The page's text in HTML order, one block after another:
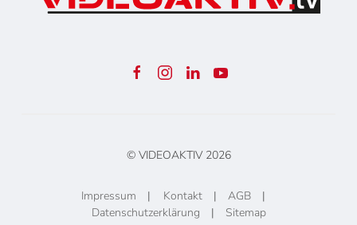
© VIDEOAKTIV 2026
Impressum | Kontakt| AGB|
Datenschutzerklärung | Sitemap